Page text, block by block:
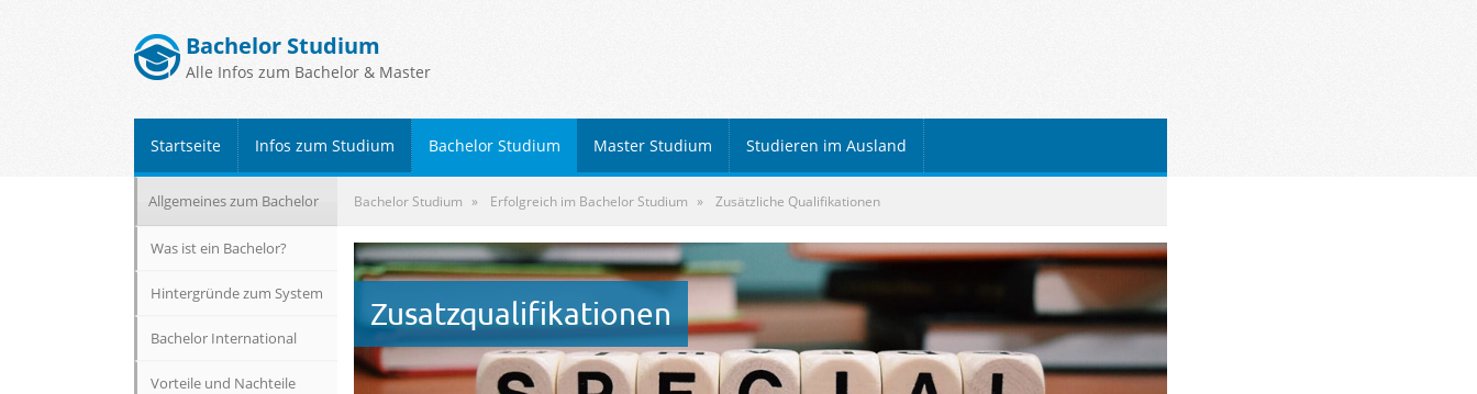
Bachelor Studium
Alle Infos zum Bachelor & Master
Startseite Infos zum Studium Bachelor Studium Master Studium Studieren im Ausland
Bachelor Studium Erfolgreich im Bachelor Studium Zusätzliche Qualifikationen
Zusatzqualifikationen
Allgemeines zum Bachelor
Was ist ein Bachelor?
Hintergründe zum System
Bachelor International
Vorteile und Nachteile